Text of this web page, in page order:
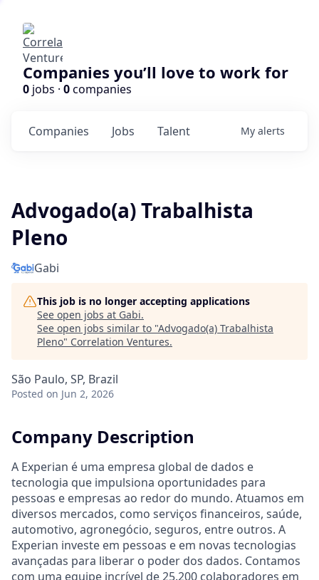
Companies you’ll love to work for
0 jobs · 0companies
Jobs
Companies Talent My alerts
Advogado(a) Trabalhista
Pleno
Gabi
This job is no longer accepting applications
See open jobs at Gabi.
See open jobs similar to "Advogado(a) Trabalhista
Pleno" Correlation Ventures.
São Paulo, SP, Brazil
Posted on Jun 2, 2026
Company Description
A Experian é uma empresa global de dados e
tecnologia que impulsiona oportunidades para
pessoas e empresas ao redor do mundo. Atuamos em
diversos mercados, como serviços financeiros, saúde,
automotivo, agronegócio, seguros, entre outros. A
Experian investe em pessoas e em novas tecnologias
avançadas para liberar o poder dos dados. Contamos
com uma equipe incrível de 25.200 colaboradores em